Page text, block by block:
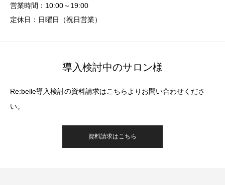
営業時間：10:00～19:00
定休日：日曜日（祝日営業）
導入検討中のサロン様
Re:belle導入検討の資料請求はこちらよりお問い合わせくださ
い。
資料請求はこちら